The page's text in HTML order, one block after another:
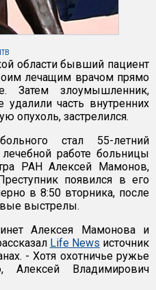
области бывший пациент
лечащим врачом прямо
Затем злоумышленник,
часть внутренних
опухоль, застрелился.
стал 55-летний
работе больницы
РАН Алексей Мамонов,
появился в его
в 8:50 вторника, после
выстрелы.
Алексея Мамонова и
Life News источник
- Хотя охотничье ружье
Владимирович